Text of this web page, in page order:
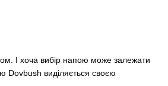
І хоча вибір напою може залежати
Dovbush виділяється своєю